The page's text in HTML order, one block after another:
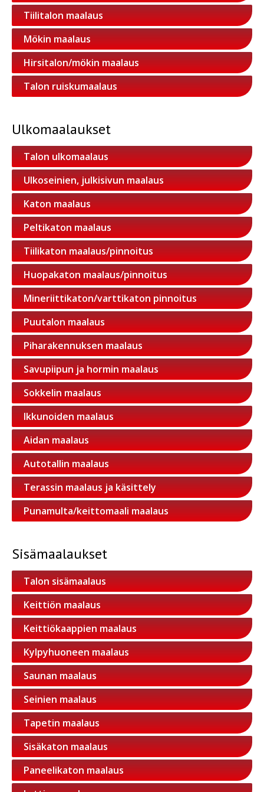
Tiilitalon maalaus
Mökin maalaus
Hirsitalon/mökin maalaus
Talon ruiskumaalaus
Ulkomaalaukset
Talon ulkomaalaus
Ulkoseinien, julkisivun maalaus
Katon maalaus
Peltikaton maalaus
Tiilikaton maalaus/pinnoitus
Huopakaton maalaus/pinnoitus
Mineriittikaton/varttikaton pinnoitus
Puutalon maalaus
Piharakennuksen maalaus
Savupiipun ja hormin maalaus
Sokkelin maalaus
Ikkunoiden maalaus
Aidan maalaus
Autotallin maalaus
Terassin maalaus ja käsittely
Punamulta/keittomaali maalaus
Sisämaalaukset
Talon sisämaalaus
Keittiön maalaus
Keittiökaappien maalaus
Kylpyhuoneen maalaus
Saunan maalaus
Seinien maalaus
Tapetin maalaus
Sisäkaton maalaus
Paneelikaton maalaus